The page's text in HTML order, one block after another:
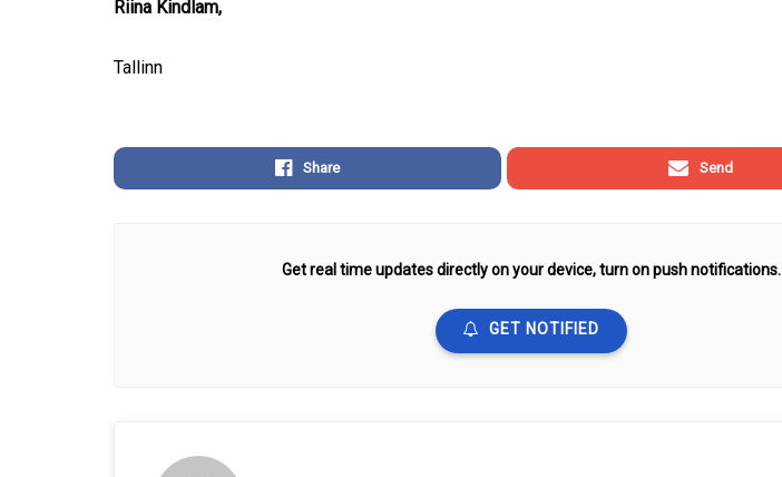
Riina Kindlam,
Tallinn
Share Send
Get real time updates directly on your device, turn on push notifications.
GET NOTIFIED